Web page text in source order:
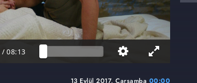
/ 08:13
13 Eylül 2017, Çarşamba 00:00